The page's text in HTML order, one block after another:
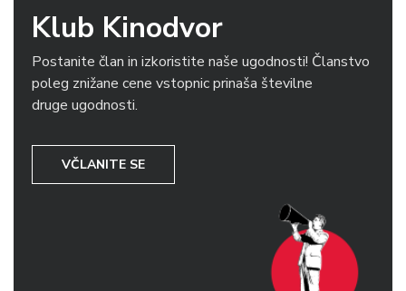
Klub Kinodvor
Postanite član in izkoristite naše ugodnosti! Članstvo
poleg znižane cene vstopnic prinaša številne
druge ugodnosti.
VČLANITE SE